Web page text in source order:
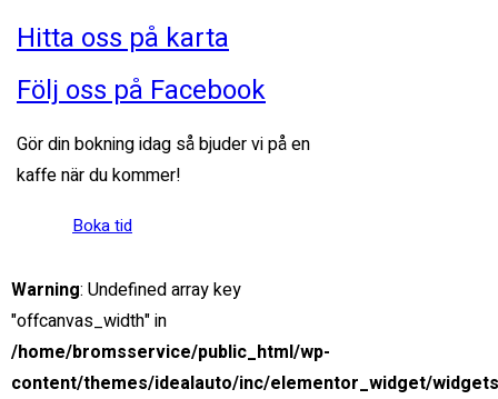
Hitta oss på karta
Följ oss på Facebook
Gör din bokning idag så bjuder vi på en
kaffe när du kommer!
Boka tid
Warning: Undefined array key
"offcanvas_width" in
/home/bromsservice/public_html/wp-
content/themes/idealauto/inc/elementor_widget/
SNABB SERVICE
Rätt personal, rätt verktyg
MILJÖMEDVETENHET
Verkstad med låg miljöpåverkan
Dygnet-runt jour för yrkestrafik